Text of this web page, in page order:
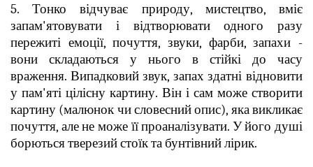
5. Тонко відчуває природу, мистецтво, вміє
запам'ятовувати і відтворювати одного разу
пережиті емоції, почуття, звуки, фарби, запахи -
вони складаються у нього в стійкі до часу
враження. Випадковий звук, запах здатні відновити
у пам'яті цілісну картину. Він і сам може створити
картину (малюнок чи словесний опис), яка викликає
почуття, але не може її проаналізувати. У його душі
борються тверезий стоїк та бунтівний лірик.